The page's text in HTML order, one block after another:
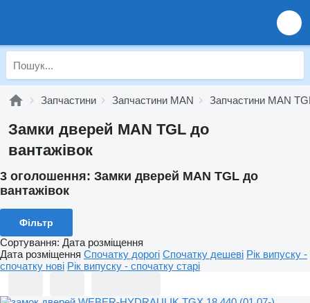
Запчастини Запчастини MAN Запчастини MAN
Замки дверей MAN TGL до
вантажівок
3 оголошення: Замки дверей MAN TGL до
вантажівок
Фільтр
Сортування: Дата розміщення
Дата розміщення Спочатку дорогі Спочатку дешеві Рік випуску -
спочатку нові Рік випуску - спочатку старі